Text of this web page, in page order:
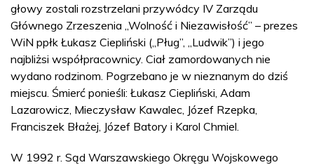
głowy zostali rozstrzelani przywódcy IV Zarządu
Głównego Zrzeszenia „Wolność i Niezawisłość” – prezes
WiN ppłk Łukasz Ciepliński („Pług”, „Ludwik”) i jego
najbliżsi współpracownicy. Ciał zamordowanych nie
wydano rodzinom. Pogrzebano je w nieznanym do dziś
miejscu. Śmierć ponieśli: Łukasz Ciepliński, Adam
Lazarowicz, Mieczysław Kawalec, Józef Rzepka,
Franciszek Błażej, Józef Batory i Karol Chmiel.
W 1992 r. Sąd Warszawskiego Okręgu Wojskowego